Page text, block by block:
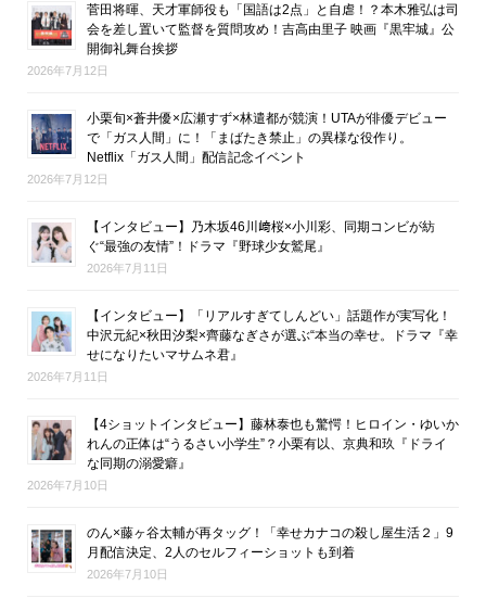
菅田将暉、天才軍師役も「国語は2点」と自虐！？本木雅弘は司
会を差し置いて監督を質問攻め！吉高由里子 映画『黒牢城』公
開御礼舞台挨拶
2026年7月12日
小栗旬×蒼井優×広瀬すず×林遣都が競演！UTAが俳優デビュー
で「ガス人間」に！「まばたき禁止」の異様な役作り。
Netflix「ガス人間」配信記念イベント
2026年7月12日
【インタビュー】乃木坂46川﨑桜×小川彩、同期コンビが紡
ぐ“最強の友情”！ドラマ『野球少女鷲尾』
2026年7月11日
【インタビュー】「リアルすぎてしんどい」話題作が実写化！
中沢元紀×秋田汐梨×齊藤なぎさが選ぶ“本当の幸せ。ドラマ『幸
せになりたいマサムネ君』
2026年7月11日
【4ショットインタビュー】藤林泰也も驚愕！ヒロイン・ゆいか
れんの正体は“うるさい小学生”？小栗有以、京典和玖『ドライ
な同期の溺愛癖』
2026年7月10日
のん×藤ヶ谷太輔が再タッグ！「幸せカナコの殺し屋生活２」9
月配信決定、2人のセルフィーショットも到着
2026年7月10日